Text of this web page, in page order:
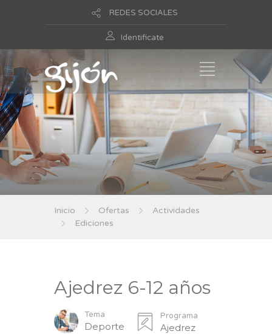
REDES SOCIALES
Identificate
Inicio Ofertas
Actividades
Ediciones
Ajedrez 6-12 años
Tema
Deporte
Programa
Ajedrez